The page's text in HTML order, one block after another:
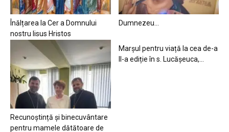
Înălțarea la Cer a Domnului
nostru Iisus Hristos
Dumnezeu…
Recunoștință și binecuvântare
pentru mamele dătătoare de
Marșul pentru viață la cea de-a
II-a ediție în s. Lucășeuca,...